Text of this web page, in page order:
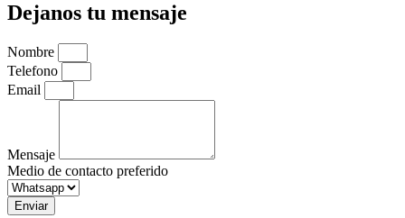
Dejanos tu mensaje
Nombre
Telefono
Email
Mensaje
Medio de contacto preferido
Enviar